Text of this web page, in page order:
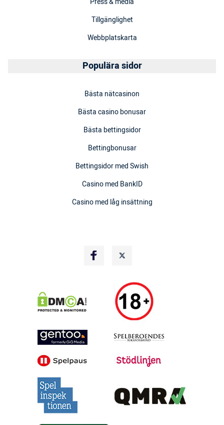
Tillgänglighet
Webbplatskarta
Populära sidor
Bästa nätcasinon
Bästa casino bonusar
Bästa bettingsidor
Bettingbonusar
Bettingsidor med Swish
Casino med BankID
Casino med låg insättning